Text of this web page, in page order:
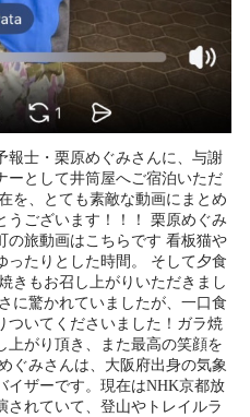
報士・栗原めぐみさんに、与謝
ーとして井筒屋へご宿泊いただ
を、とても素敵な動画にまとめ
うございます！！！ 栗原めぐみ
の旅動画はこちらです 看板猫や
ったりとした時間。 そして夕食
きもお召し上がりいただきまし
に驚かれていましたが、一口食
ついてくださいました！ガラ焼
上がり頂き、また最高の笑顔を
みさんは、大阪府出身の気象
イザーです。現在はNHK京都放
されていて、登山やトレイルラ